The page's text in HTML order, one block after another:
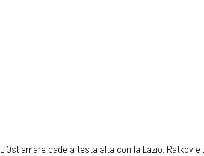
L’Ostiamare cade a testa alta con la Lazio: Ratkov